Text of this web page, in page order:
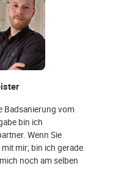
Badsanierung vom
bin ich
Wenn Sie
mir; bin ich gerade
noch am selben